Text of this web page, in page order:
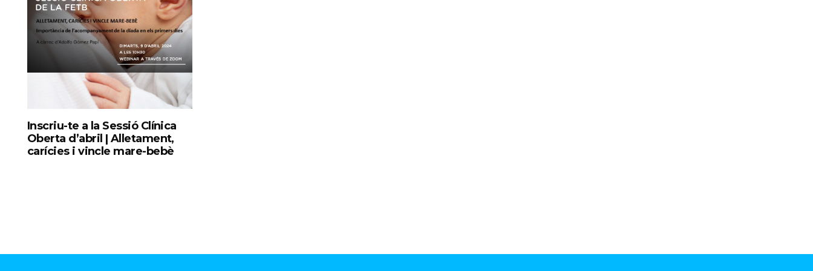
Inscriu-te a la Sessió Clínica
Oberta d’abril | Alletament,
carícies i vincle mare-bebè